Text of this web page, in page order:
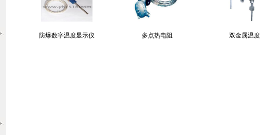
防爆数字温度显示仪 多点热电阻 双金属温